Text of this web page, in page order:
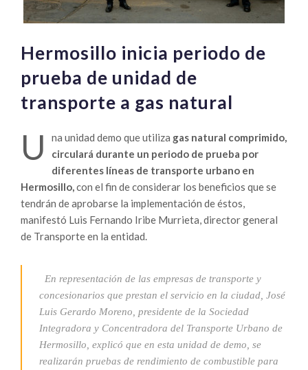
Hermosillo inicia periodo de
prueba de unidad de
transporte a gas natural
U na unidad demo que utiliza gas natural comprimido,
circulará durante un periodo de prueba por
diferentes líneas de transporte urbano en
Hermosillo,con el fin de considerar los beneficios que se
tendrán de aprobarse la implementación de éstos,
manifestó Luis Fernando Iribe Murrieta, director general
de Transporte en la entidad.
En representación de las empresas de transporte y
concesionarios que prestan el servicio en la ciudad, José
Luis Gerardo Moreno, presidente de la Sociedad
Integradora y Concentradora del Transporte Urbano de
Hermosillo, explicó que en esta unidad de demo, se
realizarán pruebas de rendimiento de combustible para